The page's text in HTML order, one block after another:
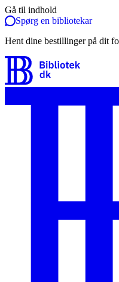
Gå til indhold
Spørg en bibliotekar
Hent dine bestillinger på dit